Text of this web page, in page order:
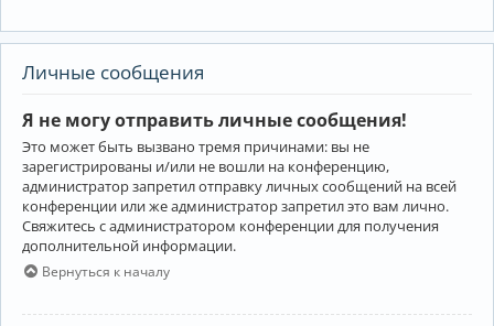
Личные сообщения
Я не могу отправить личные сообщения!
Это может быть вызвано тремя причинами: вы не
зарегистрированы и/или не вошли на конференцию,
администратор запретил отправку личных сообщений на всей
конференции или же администратор запретил это вам лично.
Свяжитесь с администратором конференции для получения
дополнительной информации.
Вернуться к началу